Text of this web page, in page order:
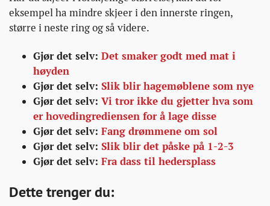
eksempel ha mindre skjeer i den innerste ringen,
større i neste ring og så videre.
Gjør det selv: Det smaker godt med mat i
høyden
Gjør det selv: Slik blir hagemøblene som nye
Gjør det selv: Vi tror ikke du gjetter hva som
er hovedingrediensen for å lage disse
Gjør det selv: Fang drømmene om sol
Gjør det selv: Slik blir det påske på 1-2-3
Gjør det selv: Fra dass til hedersplass
Dette trenger du: